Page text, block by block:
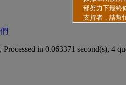
Processed in 0.063371 second(s), 4